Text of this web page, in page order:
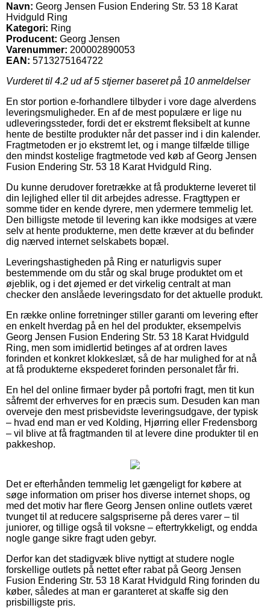
Navn: Georg Jensen Fusion Endering Str. 53 18 Karat
Hvidguld Ring
Kategori: Ring
Producent: Georg Jensen
Varenummer: 200002890053
EAN: 5713275164722
Vurderet til 4.2 ud af 5 stjerner baseret på 10 anmeldelser
En stor portion e-forhandlere tilbyder i vore dage alverdens
leveringsmuligheder. En af de mest populære er lige nu
udleveringssteder, fordi det er ekstremt fleksibelt at kunne
hente de bestilte produkter når det passer ind i din kalender.
Fragtmetoden er jo ekstremt let, og i mange tilfælde tillige
den mindst kostelige fragtmetode ved køb af Georg Jensen
Fusion Endering Str. 53 18 Karat Hvidguld Ring.
Du kunne derudover foretrække at få produkterne leveret til
din lejlighed eller til dit arbejdes adresse. Fragttypen er
somme tider en kende dyrere, men ydermere temmelig let.
Den billigste metode til levering kan ikke modsiges at være
selv at hente produkterne, men dette kræver at du befinder
dig nærved internet selskabets bopæl.
Leveringshastigheden på Ring er naturligvis super
bestemmende om du står og skal bruge produktet om et
øjeblik, og i det øjemed er det virkelig centralt at man
checker den anslåede leveringsdato for det aktuelle produkt.
En række online forretninger stiller garanti om levering efter
en enkelt hverdag på en hel del produkter, eksempelvis
Georg Jensen Fusion Endering Str. 53 18 Karat Hvidguld
Ring, men som imidlertid betinges af at ordren laves
forinden et konkret klokkeslæt, så de har mulighed for at nå
at få produkterne ekspederet forinden personalet får fri.
En hel del online firmaer byder på portofri fragt, men tit kun
såfremt der erhverves for en præcis sum. Desuden kan man
overveje den mest prisbevidste leveringsudgave, der typisk
– hvad end man er ved Kolding, Hjørring eller Fredensborg
– vil blive at få fragtmanden til at levere dine produkter til en
pakkeshop.
Det er efterhånden temmelig let gængeligt for købere at
søge information om priser hos diverse internet shops, og
med det motiv har flere Georg Jensen online outlets været
tvunget til at reducere salgspriserne på deres varer – til
juniorer, og tillige også til voksne – eftertrykkeligt, og endda
nogle gange sikre fragt uden gebyr.
Derfor kan det stadigvæk blive nyttigt at studere nogle
forskellige outlets på nettet efter rabat på Georg Jensen
Fusion Endering Str. 53 18 Karat Hvidguld Ring forinden du
køber, således at man er garanteret at skaffe sig den
prisbilligste pris.